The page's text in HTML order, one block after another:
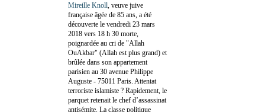
Mireille Knoll , veuve juive
française âgée de 85 ans, a été
découverte le vendredi 23 mars
2018 vers 18 h 30 morte,
poignardée au cri de "Allah
OuAkbar" (Allah est plus grand) et
brûlée dans son appartement
parisien au 30 avenue Philippe
Auguste - 75011 Paris. Attentat
terroriste islamiste ? Rapidement, le
parquet retenait le chef d’assassinat
antisémite. La classe politique